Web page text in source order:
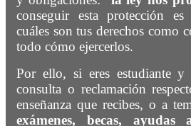
conseguir esta protección es
cuáles son tus derechos como
todo cómo ejercerlos.
Por ello, si eres estudiante y
consulta o reclamación
enseñanza que recibes, o a
exámenes, becas, ayudas